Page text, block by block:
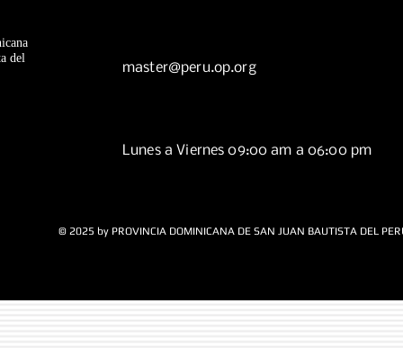
del
master@peru.op.org
Lunes a Viernes 09:00 am a 06:00 pm
© 2025 by PROVINCIA DOMINICANA DE SAN JUAN BAUTISTA DEL